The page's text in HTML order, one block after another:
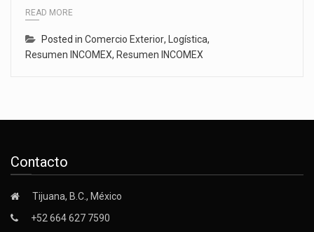
READ MORE
Posted in Comercio Exterior, Logística,
Resumen INCOMEX, Resumen INCOMEX
Contacto
Tijuana, B.C., México
+52 664 627 7590